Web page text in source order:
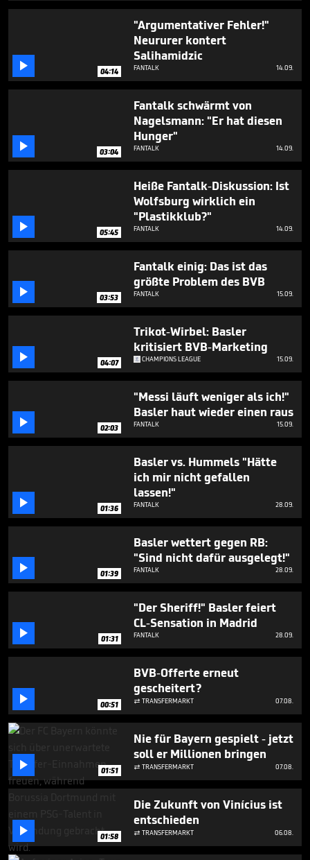
3
 04:14
"Argumentativer Fehler!"
Neururer kontert
Salihamidzic
FANTALK 14.09.
 03:04
Fantalk schwärmt von
Nagelsmann: "Er hat diesen
Hunger"
FANTALK 14.09.
 05:45
Heiße Fantalk-Diskussion: Ist
Wolfsburg wirklich ein
"Plastikklub?"
FANTALK 14.09.
 03:53
Fantalk einig: Das ist das
größte Problem des BVB
FANTALK 15.09.
 04:07
Trikot-Wirbel: Basler
kritisiert BVB-Marketing
CHAMPIONS LEAGUE 15.09.
 02:03
"Messi läuft weniger als ich!"
Basler haut wieder einen raus
FANTALK 15.09.
 01:36
Basler vs. Hummels "Hätte
ich mir nicht gefallen
lassen!"
FANTALK 28.09.
 01:39
Basler wettert gegen RB:
"Sind nicht dafür ausgelegt!"
FANTALK 28.09.
 01:31
"Der Sheriff!" Basler feiert
CL-Sensation in Madrid
FANTALK 28.09.
 00:51
BVB-Offerte erneut
gescheitert?
 TRANSFERMARKT 07.08.
 01:51
Nie für Bayern gespielt - jetzt
soll er Millionen bringen
 TRANSFERMARKT 07.08.
 01:58
Die Zukunft von Vinícius ist
entschieden
 TRANSFERMARKT 06.08.